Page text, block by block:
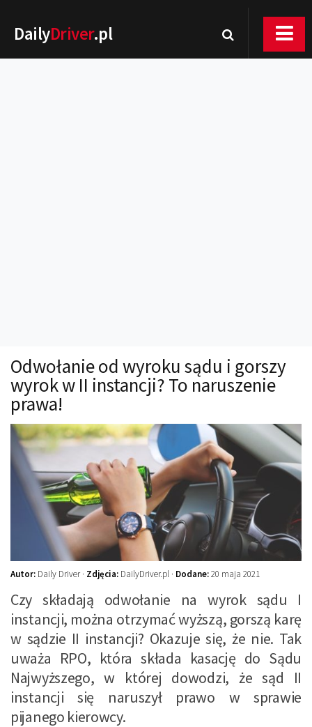
DailyDriver.pl
Technika jazdy
Oświetlenie
Kalkulatory
Przelicznik mocy
Auto z niemiec
Galerie
Odwołanie od wyroku sądu i gorszy
wyrok w II instancji? To naruszenie
prawa!
Autor: Daily Driver · Zdjęcia: DailyDriver.pl · Dodane:20 maja 2021
Czy składają odwołanie na wyrok sądu I
instancji, można otrzymać wyższą, gorszą karę
w sądzie II instancji? Okazuje się, że nie. Tak
uważa RPO, która składa kasację do Sądu
Najwyższego, w której dowodzi, że sąd II
instancji się naruszył prawo w sprawie
pijanego kierowcy.